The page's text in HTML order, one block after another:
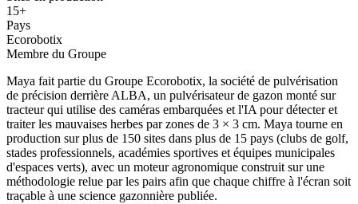
15+
Pays
Ecorobotix
Membre du Groupe
Maya fait partie du Groupe Ecorobotix, la société de pulvérisation
de précision derrière ALBA, un pulvérisateur de gazon monté sur
tracteur qui utilise des caméras embarquées et l'IA pour détecter et
traiter les mauvaises herbes par zones de 3 × 3 cm. Maya tourne en
production sur plus de 150 sites dans plus de 15 pays (clubs de golf,
stades professionnels, académies sportives et équipes municipales
d'espaces verts), avec un moteur agronomique construit sur une
méthodologie relue par les pairs afin que chaque chiffre à l'écran soit
traçable à une science gazonnière publiée.